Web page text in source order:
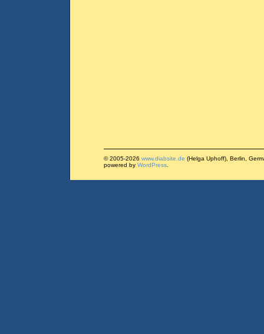
© 2005-2026 www.diabsite.de (Helga Uphoff), Berlin,
powered by WordPress.